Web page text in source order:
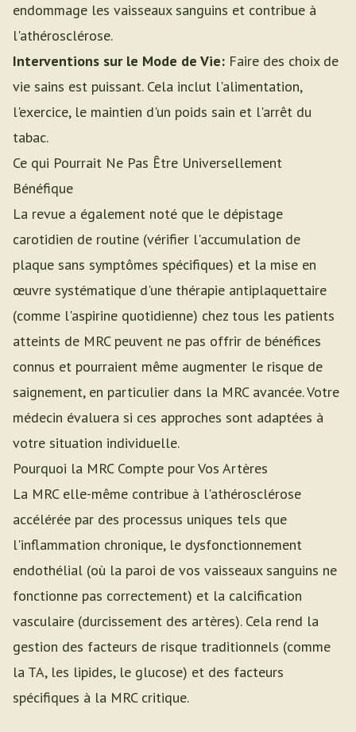
endommage les vaisseaux sanguins et contribue à
l'athérosclérose.
Interventions sur le Mode de Vie: Faire des choix de
vie sains est puissant. Cela inclut l'alimentation,
l'exercice, le maintien d'un poids sain et l'arrêt du
tabac.
Ce qui Pourrait Ne Pas Être Universellement
Bénéfique
La revue a également noté que le dépistage
carotidien de routine (vérifier l'accumulation de
plaque sans symptômes spécifiques) et la mise en
œuvre systématique d'une thérapie antiplaquettaire
(comme l'aspirine quotidienne) chez tous les patients
atteints de MRC peuvent ne pas offrir de bénéfices
connus et pourraient même augmenter le risque de
saignement, en particulier dans la MRC avancée. Votre
médecin évaluera si ces approches sont adaptées à
votre situation individuelle.
Pourquoi la MRC Compte pour Vos Artères
La MRC elle-même contribue à l'athérosclérose
accélérée par des processus uniques tels que
l'inflammation chronique, le dysfonctionnement
endothélial (où la paroi de vos vaisseaux sanguins ne
fonctionne pas correctement) et la calcification
vasculaire (durcissement des artères). Cela rend la
gestion des facteurs de risque traditionnels (comme
la TA, les lipides, le glucose) et des facteurs
spécifiques à la MRC critique.